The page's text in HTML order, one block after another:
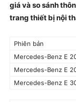
giá và so sánh
trang thiết bị nội
Phiên bản
Mercedes-Benz E
Mercedes-Benz E
Mercedes-Benz E